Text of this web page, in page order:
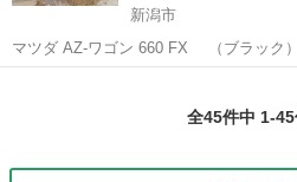
新潟市
マツダ AZ-ワゴン 660 FX （ブラック） 本体価格 190,000円 支払総
額 298,000円 年式(初度登録年):2005(H17) 走行距離:8.8万km 修復歴:な
全45件中 1-